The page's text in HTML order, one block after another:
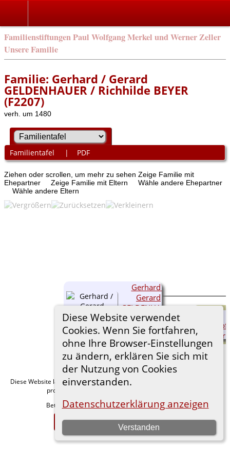
Familienstiftungen Paul Wolfgang Merkel und Werner Zeller
Unsere Familie
Diese Website verwendet
Cookies. Wenn Sie fortfahren,
ohne Ihre Browser-Einstellungen
zu ändern, erklären Sie sich mit
der Nutzung von Cookies
einverstanden.
Datenschutzerklärung anzeigen
Verstanden
Familie: Gerhard / Gerard
GELDENHAUER / Richhilde BEYER
(F2207)
verh. um 1480
Familientafel | PDF
Ziehen oder scrollen, um mehr zu sehen Zeige Familie mit
Ehepartner
Zeige Familie mit Eltern
Wähle andere Ehepartner
Wähle andere Eltern
Gerhard /
Gerard
GELDENHAUER
(1450-
Diese Website läuft mitThe Next Generation of Genealogy Sitebuilding
programmiert von Darrin Lythgoe © 2001-2026.
Betreut vonFlorian Wiedner. |Datenschutzerklärung.
Zur Desktop-Webseite wechseln